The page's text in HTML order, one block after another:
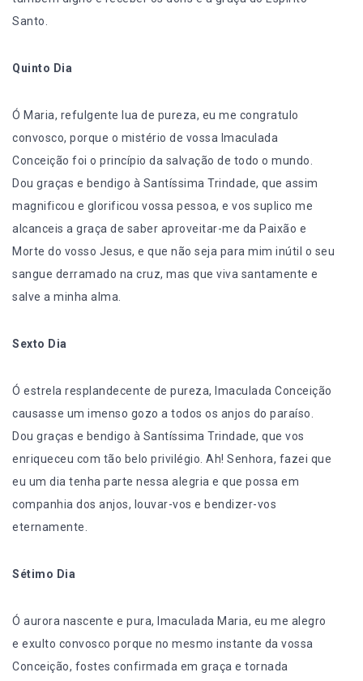
Santo.
Quinto Dia
Ó Maria, refulgente lua de pureza, eu me congratulo
convosco, porque o mistério de vossa Imaculada
Conceição foi o princípio da salvação de todo o mundo.
Dou graças e bendigo à Santíssima Trindade, que assim
magnificou e glorificou vossa pessoa, e vos suplico me
alcanceis a graça de saber aproveitar-me da Paixão e
Morte do vosso Jesus, e que não seja para mim inútil o seu
sangue derramado na cruz, mas que viva santamente e
salve a minha alma.
Sexto Dia
Ó estrela resplandecente de pureza, Imaculada Conceição
causasse um imenso gozo a todos os anjos do paraíso.
Dou graças e bendigo à Santíssima Trindade, que vos
enriqueceu com tão belo privilégio. Ah! Senhora, fazei que
eu um dia tenha parte nessa alegria e que possa em
companhia dos anjos, louvar-vos e bendizer-vos
eternamente.
Sétimo Dia
Ó aurora nascente e pura, Imaculada Maria, eu me alegro
e exulto convosco porque no mesmo instante da vossa
Conceição, fostes confirmada em graça e tornada